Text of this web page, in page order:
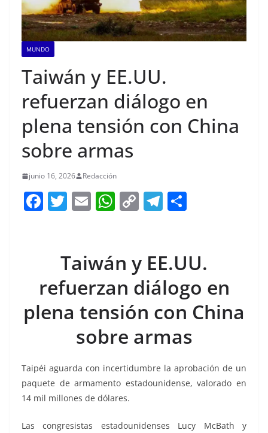
MUNDO
Taiwán y EE.UU.
refuerzan diálogo en
plena tensión con China
sobre armas
junio 16, 2026 Redacción
F
b
o
o
T
er
E
l
W
s
A
p
p
C
y
Li
n
k
T
gr
a
m
e
Taiwán y EE.UU.
refuerzan diálogo en
plena tensión con China
sobre armas
Taipéi aguarda con incertidumbre la aprobación de un
paquete de armamento estadounidense, valorado en
14 mil millones de dólares.
Las congresistas estadounidenses Lucy McBath y